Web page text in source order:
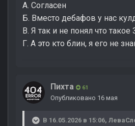
А. Согласен
Б. Вместо дебафов у нас
В. Я так и не понял что
Г. А это кто блин, я его не
Пихта 61
Опубликовано 16 мая
В 16.05.2026 в 15:06,